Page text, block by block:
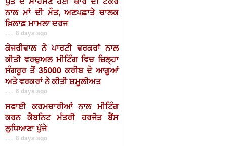
ਨਾਲ ਮਾਂ ਦੀ ਮੌਤ, ਅਣਪਛਾਤੇ ਚਾਲਕ
ਖ਼ਿਲਾਫ਼ ਮਾਮਲਾ ਦਰਜ
. . . 6 days ago
ਕੇਜਰੀਵਾਲ ਨੇ ਪਾਰਟੀ ਵਰਕਰਾਂ ਨਾਲ
ਕੀਤੀ ਵਰਚੁਅਲ ਮੀਟਿੰਗ ਵਿਚ ਜ਼ਿਲ੍ਹਾ
ਸੰਗਰੂਰ ਤੋਂ 35000 ਕਰੀਬ ਦੇ ਆਗੂਆਂ
ਅਤੇ ਵਰਕਰਾਂ ਨੇ ਕੀਤੀ ਸ਼ਮੂਲੀਅਤ
. . . 6 days ago
ਸਫਾਈ ਕਰਮਚਾਰੀਆਂ ਨਾਲ ਮੀਟਿੰਗ
ਕਰਨ ਕੈਬਨਿਟ ਮੰਤਰੀ ਹਰਜੋਤ ਬੈਂਸ
ਲੁਧਿਆਣਾ ਪੁੱਜੇ
. . . 6 days ago